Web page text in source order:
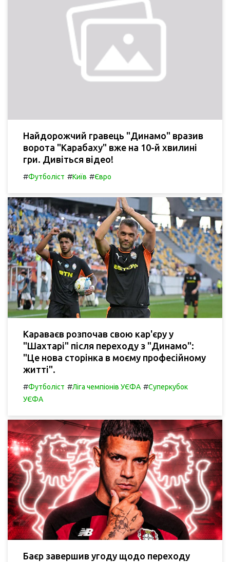
Найдорожчий гравець "Динамо" вразив
ворота "Карабаху" вже на 10-й хвилині
гри. Дивіться відео!
#Футболіст #Київ #Євро
Караваєв розпочав свою кар'єру у
"Шахтарі" після переходу з "Динамо":
"Це нова сторінка в моєму професійному
житті".
#Футболіст #Ліга чемпіонів УЄФА #Суперкубок
УЄФА
Баєр завершив угоду щодо переходу